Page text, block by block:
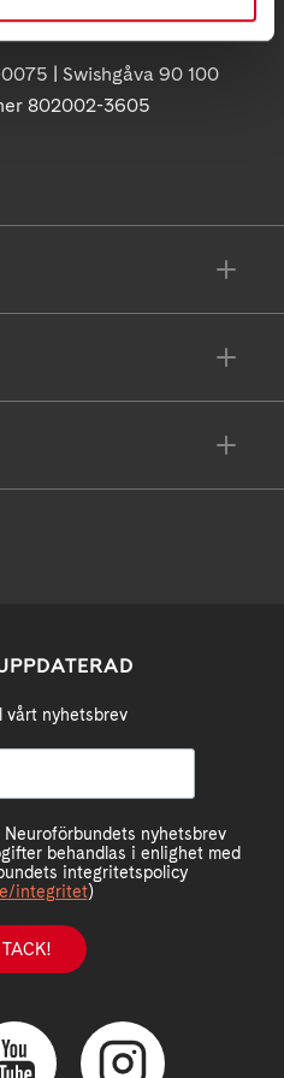
| Swishgåva 90 100
802002-3605
vårt nyhetsbrev
nyhetsbrev
behandlas i enlighet med
integritetspolicy
integritet)